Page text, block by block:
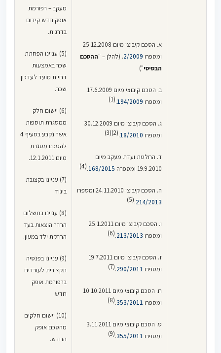
א. הסכם קיבוצי מיום 25.12.2008
ומספרו 2/2009. (להלן – "ההסכם
הבסיסי")
ב. הסכם קיבוצי מיום 17.6.2009
ומספרו 194/2009
.
(1)
ג. הסכם קיבוצי מיום 30.12.2009
ומספרו 18/2010
.
(2)(3)
ד. החלטת ועדת מעקב מיום
19.9.2010 ומספרה
168/2015
.
(4)
ה. הסכם קיבוצי 24.11.2010 ומספרו
214/2013
.
(5)
ו. הסכם קיבוצי מיום 25.1.2011
ומספרו 213/2013
.
(6)
ז. הסכם קיבוצי מיום 19.7.2011
ומספרו 290/2011
.
(7)
ח. הסכם קיבוצי מיום 10.10.2011
ומספרו 353/2011
.
(8)
ט. הסכם קיבוצי מיום 3.11.2011
ומספרו 355/2011
.
(9)
מעקב – רפורמת
אופק חדש קידום
בדרגות.
(5) עניינו הפחתת
שכר באמצעות
דחיית מועד לעדכון
שכר.
(6) יישום חלק
ממסגרת תוספות
אשר נקבע בסעיף 4
להסכם מסגרת
מיום 12.1.2011.
(7) עניינו בקצובת
ביגוד.
(8) עניינו בתשלום
החזר הוצאות בעד
החזקת ילד במעון.
(9) עניינו בפנסיה
תקציבית לעובדים
ברפורמת אופק
חדש.
(10) יישום חלקים
מהסכם אופק
החדש.